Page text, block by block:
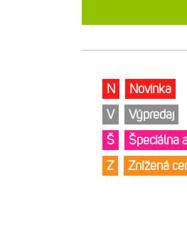
N
Novinka
V
Výpredaj
Š
Špeciálna
Z
Znížená